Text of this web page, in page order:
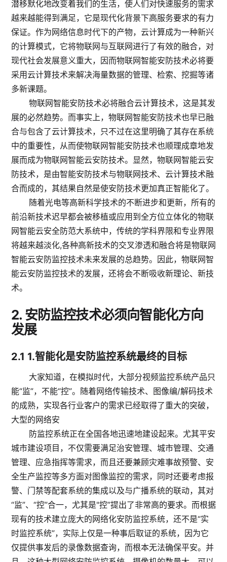
潜移默化地改变着我们的生活，使人们对快速服务的需求
越来越能得到满足，它是现代化背景下高服务要求的有力
保证。作为网络信息时代下的产物，云计算成为一种新兴
的计算模式，它将物联网与互联网进行了有效的融合，对
现代社会发展意义重大，因而物联网智能安防技术必将要
采用云计算技术来解决海量数据的管理、检索、挖掘等诸
多新课题。
物联网智能安防技术必将融合云计算技术，这是其发
展的必然趋势。而事实上，物联网智能安防技术也早已融
合与包含了云计算技术，只不过在这里明确了其存在系统
中的重要性，从而使物联网智能安防技术也顺理成章地发
展而成为物联网智能云安防技术。显然，物联网智能云安
防技术，是由智能安防技术与物联网技术、云计算技术融
合而成的，其结果自然是使安防技术更加真正智能化了。
随着光电等高新科学技术的不断进步和更新，所有的
前沿新技术迟早都会被移植或应用到全方位立体化的物联
网智能云安全防范大系统中，传统的学科界限和专业界限
将越来越淡化,各种高新技术的交叉渗透和融合将是物联网
智能云安防监控技术未来发展的总趋势。因此，物联网智
能云安防监控技术的发展，还将会不断吸收新理论、新技
术。
2. 安防监控技术必须向智能化方向
发展
2.1 1.智能化是安防监控系统最终的目标
大家知道，在模拟时代，大部分视频监控系统产品只
能“监”，不能“控”。随着网络传输技术、图像编/解码技术
的成熟，实现各行业客户的需求已经取得了重大的突破，
大型的网络安
防监控系统正在全国各地迅速地建设起来。尤其平安
城市建设项目，不仅需要满足治安管理、城市管理、交通
管理、应急指挥等需求，而且还要兼顾灾难事故预警、安
全生产监控等多方面对图像监控的需求，同时还要考虑报
警、门禁等配套系统的集成以及与广播系统的联动，其对
“监”、“控”合一，尤其是"控”提出了非常高的要求。而根据
现有的技术建立庞大的网络化安防监控系统，还不是“实
时监控系统”，实际上仅是一种事后取证的系统，因为它
仅提供事发后的录像数据查询，而根本无法确保平安。并